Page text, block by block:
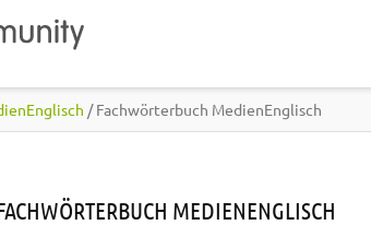
/ Fachwörterbuch MedienEnglisch
MEDIENENGLISCH